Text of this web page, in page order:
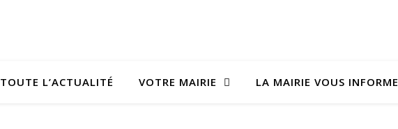
TOUTE L’ACTUALITÉ VOTRE MAIRIE LA MAIRIE VOUS INFORME